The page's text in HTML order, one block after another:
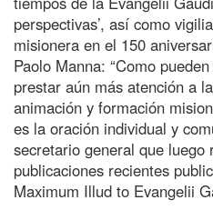
perspectivas’, así como
misionera en el 150
Paolo Manna: “Como
prestar aún más atención a
animación y formación
es la oración individual y
secretario general que luego
publicaciones recientes
Maximum Illud to Evangelii